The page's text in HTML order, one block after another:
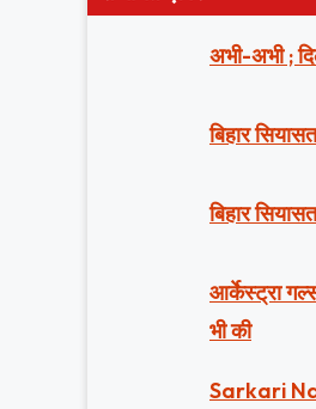
अभी-अभी ;
बिहार
बिहार
आर्केस्ट्रा
भी की
Sarkari